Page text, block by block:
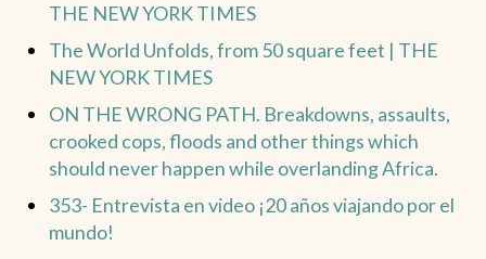
THE NEW YORK TIMES
The World Unfolds, from 50 square feet | THE
NEW YORK TIMES
ON THE WRONG PATH. Breakdowns, assaults,
crooked cops, floods and other things which
should never happen while overlanding Africa.
353- Entrevista en video ¡20 años viajando por el
mundo!